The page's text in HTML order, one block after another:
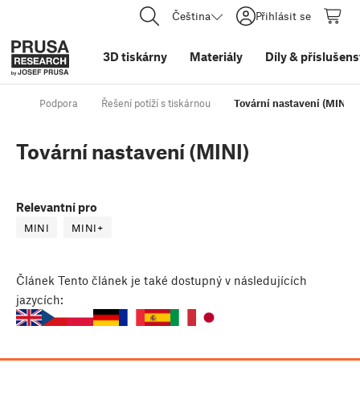
Čeština Přihlásit se
3D tiskárny Materiály Díly&
Podpora Řešení potíží s tiskárnou Tovární nastavení (MINI)
Tovární nastavení (MINI)
Relevantní pro
MINI MINI+
Článek Tento článek je také dostupný v následujících
jazycích: